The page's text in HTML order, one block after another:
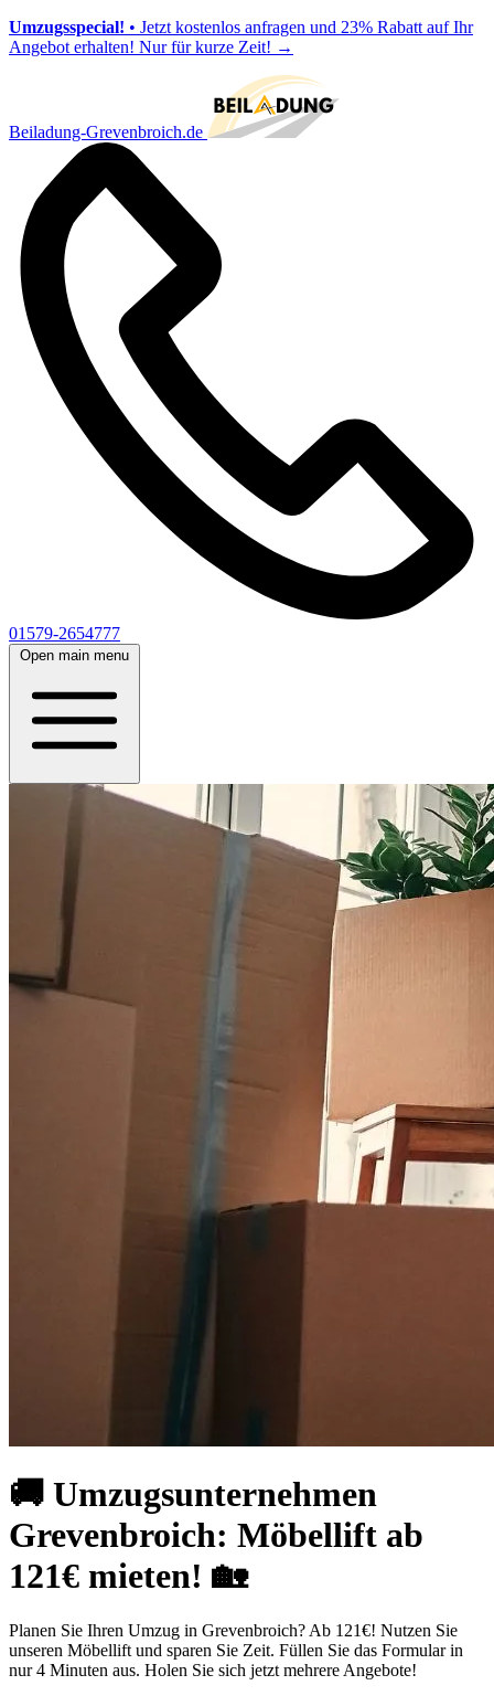
Umzugsspecial! • Jetzt kostenlos anfragen und 23% Rabatt auf Ihr
Angebot erhalten! Nur für kurze Zeit! →
Beiladung-Grevenbroich.de
01579-2654777
Open main menu
🚚 Umzugsunternehmen
Grevenbroich: Möbellift ab
121€ mieten! 🏡
Planen Sie Ihren Umzug in Grevenbroich? Ab 121€! Nutzen Sie
unseren Möbellift und sparen Sie Zeit. Füllen Sie das Formular in
nur 4 Minuten aus. Holen Sie sich jetzt mehrere Angebote!